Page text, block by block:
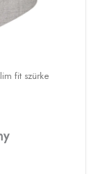
fit szürke